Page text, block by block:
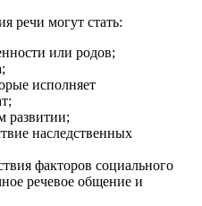
речи могут стать:
или родов;
исполняет
развитии;
наследственных
факторов социального
речевое общение и